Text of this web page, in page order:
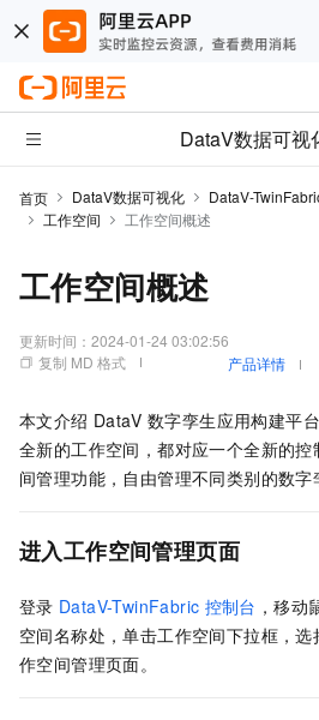
DataV数据可视
首页 DataV数据可视化 DataV-
工作空间
工作空间概述
工作空间概述
更新时间： 2024-01-24 03:02:56
复制 MD 格式
产品详情
本文介绍 DataV 数字孪生应用构建平
全新的工作空间，都对应一个全新的
间管理功能，自由管理不同类别的数字
进入工作空间管理页面
登录 DataV-TwinFabric 控制台 ，移动
空间名称处，单击工作空间下拉框，选
作空间管理页面。